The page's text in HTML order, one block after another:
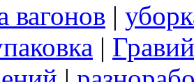
вагонов |
|